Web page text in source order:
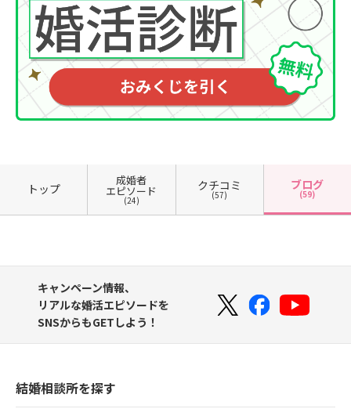
トップ
成婚者
エピソード
(24)
クチコミ
(57)
ブログ
(59)
キャンペーン情報、
リアルな婚活エピソードを
SNSからもGETしよう！
結婚相談所を探す